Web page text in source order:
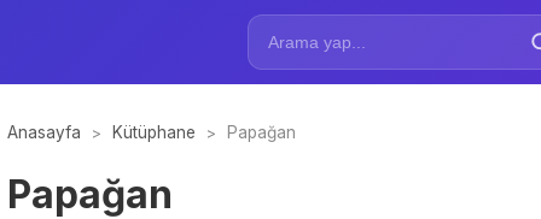
Anasayfa > Kütüphane > Papağan
Papağan